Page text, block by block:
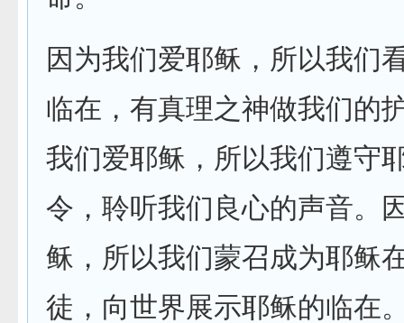
因为我们爱耶稣，所以我们
临在，有真理之神做我们的
我们爱耶稣，所以我们遵守
令，聆听我们良心的声音。
稣，所以我们蒙召成为耶稣
徒，向世界展示耶稣的临在